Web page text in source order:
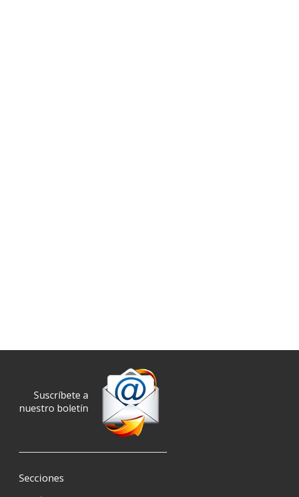
Suscríbete a
nuestro boletín
Secciones